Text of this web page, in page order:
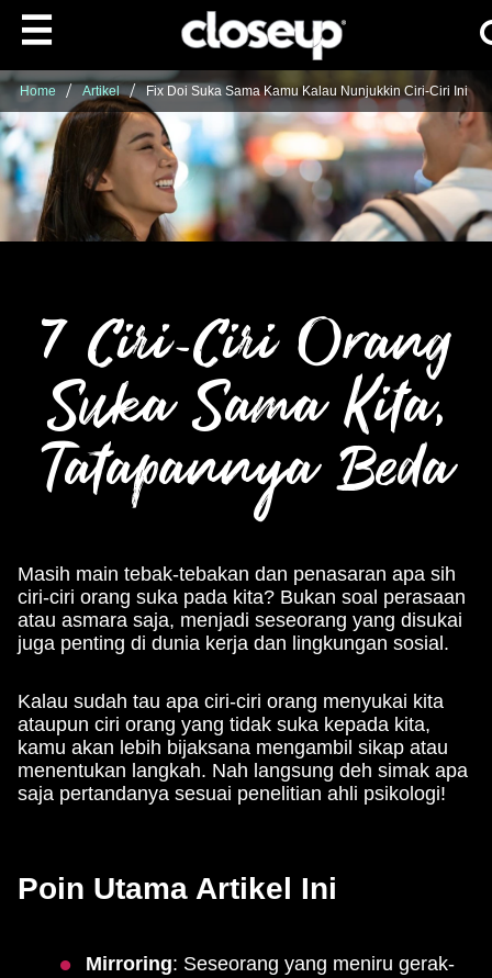
Skip to content
Home Artikel Fix Doi Suka Sama Kamu Kalau Nunjukkin Ciri-Ciri Ini
7 Ciri-Ciri Orang
Suka Sama Kita,
Tatapannya Beda
Masih main tebak-tebakan dan penasaran apa sih
ciri-ciri orang suka pada kita? Bukan soal perasaan
atau asmara saja, menjadi seseorang yang disukai
juga penting di dunia kerja dan lingkungan sosial.
Kalau sudah tau apa ciri-ciri orang menyukai kita
ataupun ciri orang yang tidak suka kepada kita,
kamu akan lebih bijaksana mengambil sikap atau
menentukan langkah. Nah langsung deh simak apa
saja pertandanya sesuai penelitian ahli psikologi!
Poin Utama Artikel Ini
Mirroring: Seseorang yang meniru gerak-